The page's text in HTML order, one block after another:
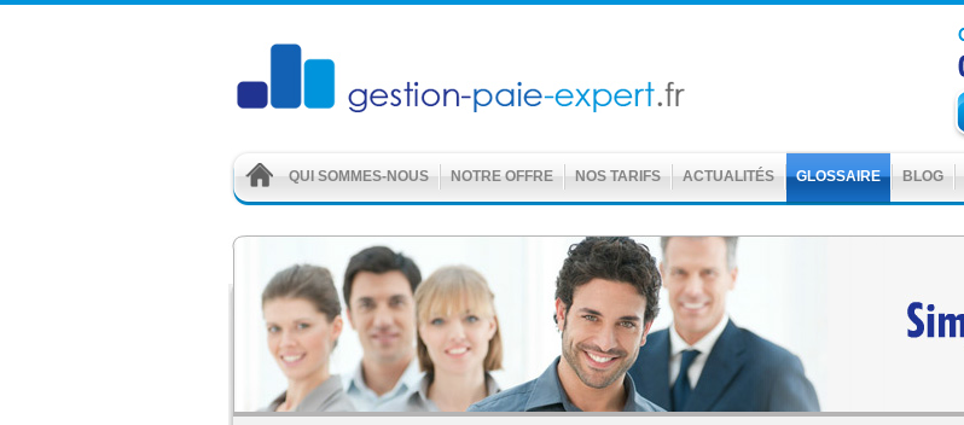
QUI SOMMES-NOUS NOTRE OFFRE NOS TARIFS ACTUALITÉS GLOSSAIRE BLOG